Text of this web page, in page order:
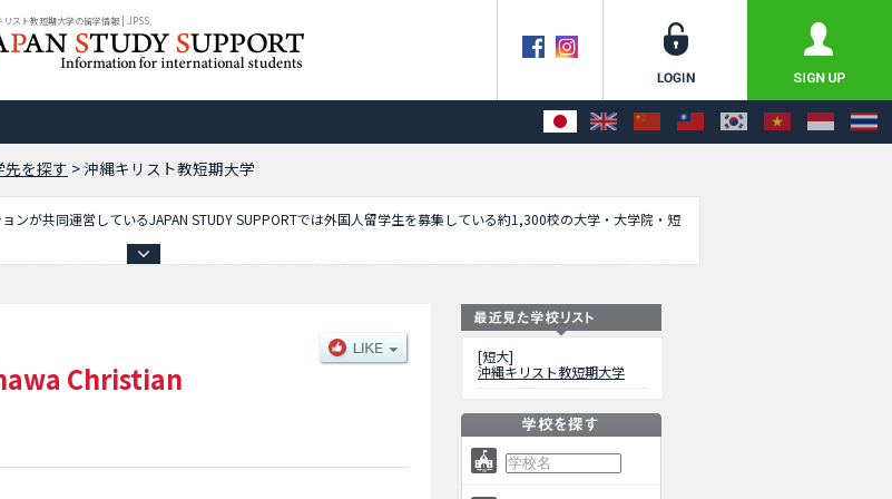
リスト教短期大学の留学情報 | JPSS
を探す >沖縄キリスト教短期大学
が共同運営しているJAPAN STUDY SUPPORTでは外国人留学生を募集している約1,300校の大学・大学院・短
、等、学部別情報や、募集定員や合格者数など入試情報、施設案内、アクセスなど外国人留学生に必要な情報を
Christian
[短大]
沖縄キリスト教短期大学